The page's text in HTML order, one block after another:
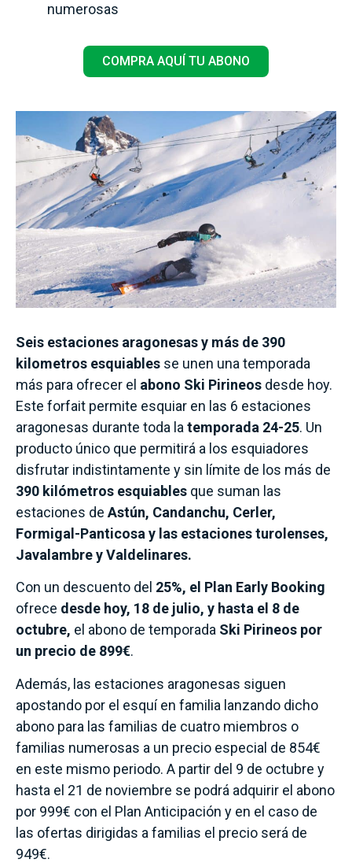
numerosas
COMPRA AQUÍ TU ABONO
Seis estaciones aragonesas y más de 390
kilometros esquiables se unen una temporada
más para ofrecer el abono Ski Pirineos desde hoy.
Este forfait permite esquiar en las 6 estaciones
aragonesas durante toda la temporada 24-25. Un
producto único que permitirá a los esquiadores
disfrutar indistintamente y sin límite de los más de
390 kilómetros esquiables que suman las
estaciones de Astún, Candanchu, Cerler,
Formigal-Panticosa y las estaciones turolenses,
Javalambre y Valdelinares.
Con un descuento del 25%, el Plan Early Booking
ofrece desde hoy, 18 de julio, y hasta el 8 de
octubre, el abono de temporada Ski Pirineos por
un precio de 899€.
Además, las estaciones aragonesas siguen
apostando por el esquí en familia lanzando dicho
abono para las familias de cuatro miembros o
familias numerosas a un precio especial de 854€
en este mismo periodo. A partir del 9 de octubre y
hasta el 21 de noviembre se podrá adquirir el abono
por 999€ con el Plan Anticipación y en el caso de
las ofertas dirigidas a familias el precio será de
949€.